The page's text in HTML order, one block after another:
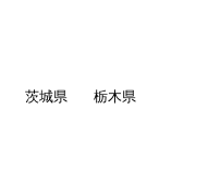
茨城県
栃木県